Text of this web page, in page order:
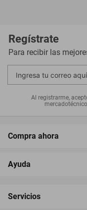
Regístrate
Para recibir las
Al registrarme,
Compra ahora
Ayuda
Servicios